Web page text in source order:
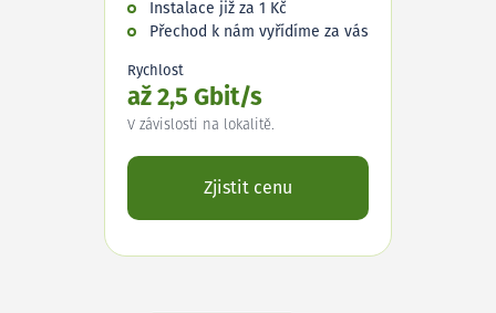
Instalace již za 1 Kč
Přechod k nám vyřídíme za vás
Rychlost
až 2,5 Gbit/s
V závislosti na lokalitě.
Zjistit cenu